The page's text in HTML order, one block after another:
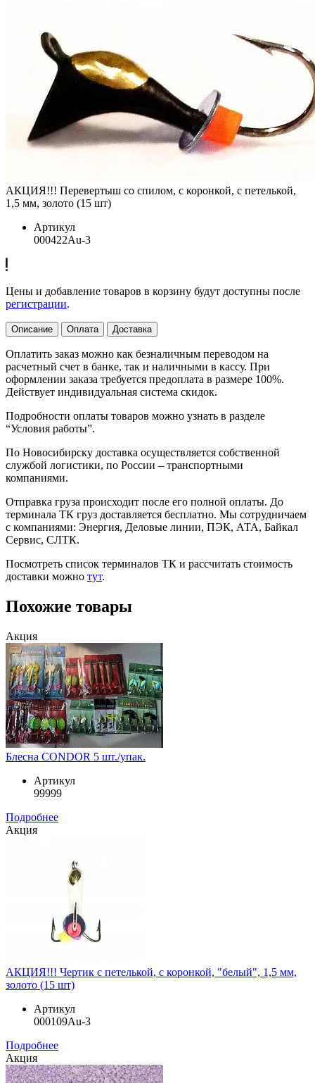
АКЦИЯ!!! Перевертыш со спилом, с коронкой, с петелькой,
1,5 мм, золото (15 шт)
Артикул
000422Au-3
Цены и добавление товаров в корзину будут доступны после
регистрации.
Описание Оплата Доставка
Оплатить заказ можно как безналичным переводом на
расчетный счет в банке, так и наличными в кассу. При
оформлении заказа требуется предоплата в размере 100%.
Действует индивидуальная система скидок.
Подробности оплаты товаров можно узнать в разделе
“Условия работы”.
По Новосибирску доставка осуществляется собственной
службой логистики, по России – транспортными
компаниями.
Отправка груза происходит после его полной оплаты. До
терминала ТК груз доставляется бесплатно. Мы сотрудничаем
с компаниями: Энергия, Деловые линии, ПЭК, АТА, Байкал
Сервис, СЛТК.
Посмотреть список терминалов ТК и рассчитать стоимость
доставки можно тут.
Похожие товары
Акция
Блeсна CONDOR 5 шт./упак.
Артикул
99999
Подробнее
Акция
АКЦИЯ!!! Чертик с петелькой, с коронкой, "белый", 1,5 мм,
золото (15 шт)
Артикул
000109Au-3
Подробнее
Акция